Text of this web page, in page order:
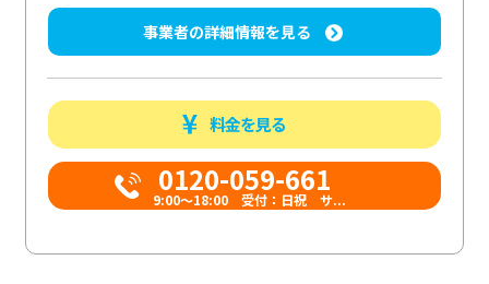
事業者の詳細情報を見る
料金を見る
0120-059-661
9:00〜18:00 受付：日祝 サ...